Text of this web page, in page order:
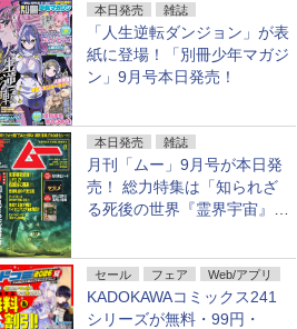
本日発売 雑誌
「人生逆転ダンジョン」が表
紙に登場！「別冊少年マガジ
ン」9月号本日発売！
本日発売 雑誌
月刊「ムー」9月号が本日発
売！ 総力特集は「知られざ
る死後の世界『霊界宇宙』の
セール フェア Web/アプリ
KADOKAWAコミックス241
シリーズが無料・99円・